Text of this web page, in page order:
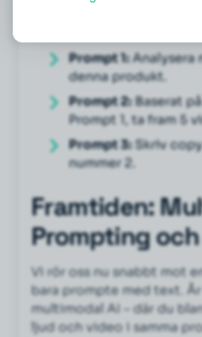
Prompt 1:Analysera
denna produkt.
Prompt 2:Baserat
Prompt 1, ta fram 5
Prompt 3:Skriv
nummer 2.
Framtiden:
Prompting
Vi rör oss nu snabbt mot
bara prompte med text.
multimodal AI – där du
ljud och video i samma